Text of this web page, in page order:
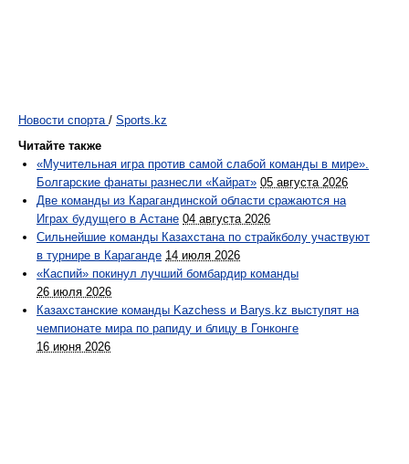
Новости спорта / Sports.kz
Читайте также
«Мучительная игра против самой слабой команды в мире».
Болгарские фанаты разнесли «Кайрат» 05 августа 2026
Две команды из Карагандинской области сражаются на
Играх будущего в Астане 04 августа 2026
Сильнейшие команды Казахстана по страйкболу участвуют
в турнире в Караганде 14 июля 2026
«Каспий» покинул лучший бомбардир команды
26 июля 2026
Казахстанские команды Kazchess и Barys.kz выступят на
чемпионате мира по рапиду и блицу в Гонконге
16 июня 2026